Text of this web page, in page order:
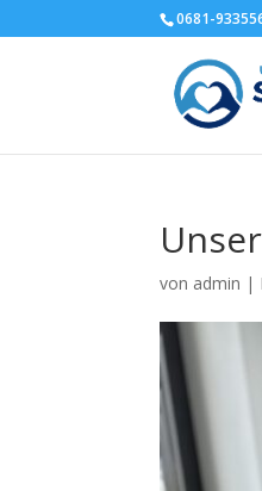
0681-
von admin |